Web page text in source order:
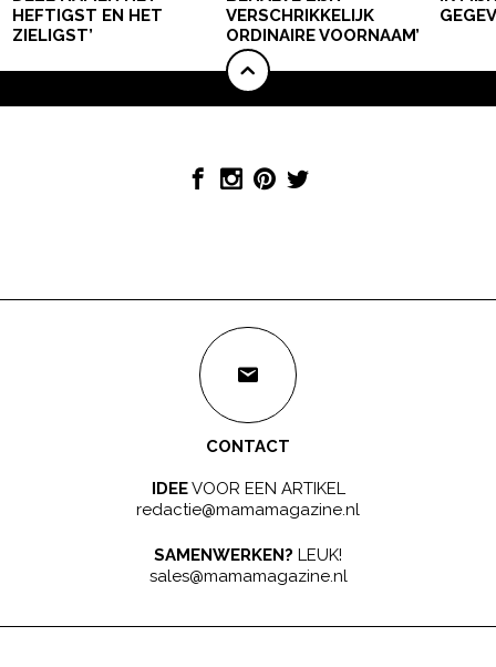
HEFTIGST EN HET
ZIELIGST’
VERSCHRIKKELIJK
ORDINAIRE VOORNAAM’
CONTACT
IDEEVOOR EEN ARTIKEL
redactie@mamamagazine.nl
SAMENWERKEN? LEUK!
sales@mamamagazine.nl